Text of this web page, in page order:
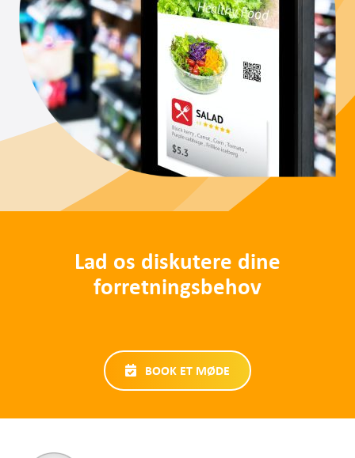
Lad os diskutere dine
forretningsbehov
BOOK ET MØDE